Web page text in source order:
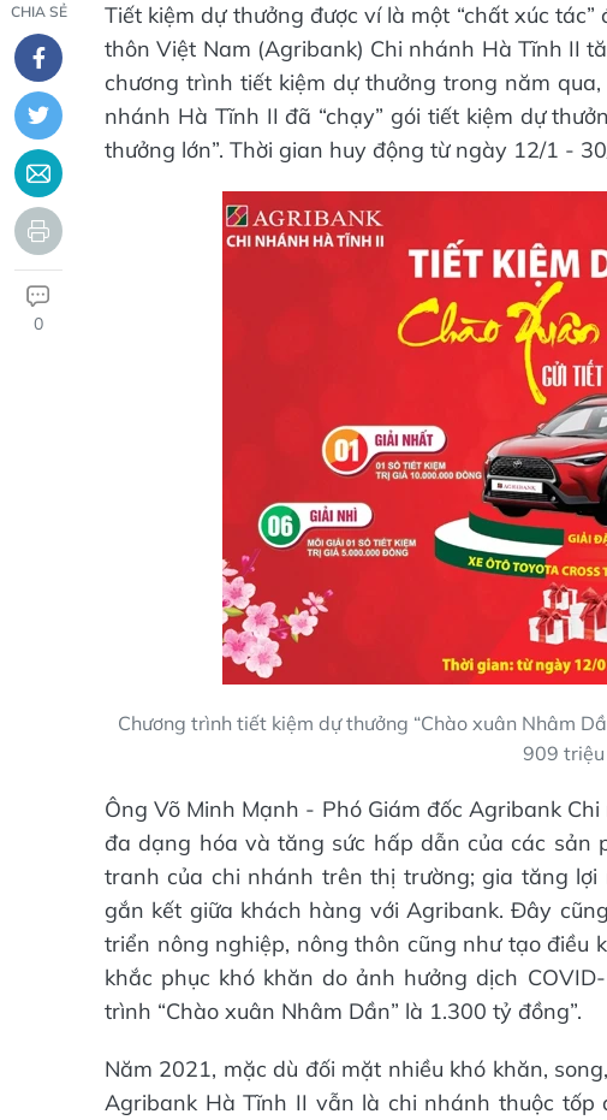
CHIA SẺ
0
Tiết kiệm dự thưởng được ví là một “chất xúc
thôn Việt Nam (Agribank) Chi nhánh Hà Tĩnh II
chương trình tiết kiệm dự thưởng trong năm
nhánh Hà Tĩnh II đã “chạy” gói tiết kiệm dự
thưởng lớn”. Thời gian huy động từ ngày 12/1 -
Chương trình tiết kiệm dự thưởng “Chào xuân Nhâm
909
Ông Võ Minh Mạnh - Phó Giám đốc Agribank
đa dạng hóa và tăng sức hấp dẫn của các sản
tranh của chi nhánh trên thị trường; gia tăng
gắn kết giữa khách hàng với Agribank. Đây
triển nông nghiệp, nông thôn cũng như tạo
khắc phục khó khăn do ảnh hưởng dịch
trình “Chào xuân Nhâm Dần” là 1.300 tỷ đồng”.
Năm 2021, mặc dù đối mặt nhiều khó khăn,
Agribank Hà Tĩnh II vẫn là chi nhánh thuộc